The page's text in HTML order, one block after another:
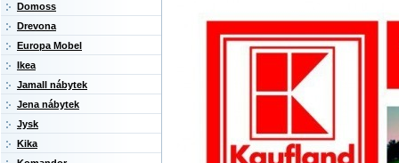
Domoss
Drevona
Europa Mobel
Ikea
Jamall nábytek
Jena nábytek
Jysk
Kika